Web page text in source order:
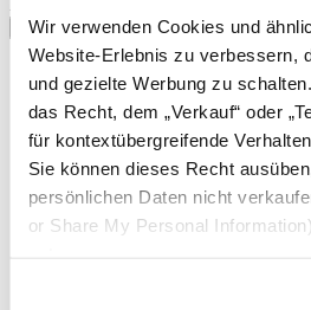
Wir verwenden Cookies und
Website-Erlebnis zu verbessern,
und gezielte Werbung zu
das Recht, dem „Verkauf“ oder
für kontextübergreifende
Sie können dieses Recht
persönlichen Daten nicht
or Share My Personal
Sprachumschalter
Dutch
Français
China
English
Dänemark
Deutschland